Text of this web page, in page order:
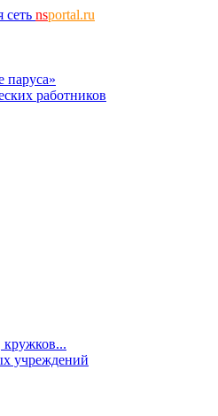
сеть nsportal.ru
паруса»
работников
кружков...
учреждений